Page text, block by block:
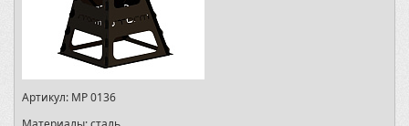
Артикул: MP 0136